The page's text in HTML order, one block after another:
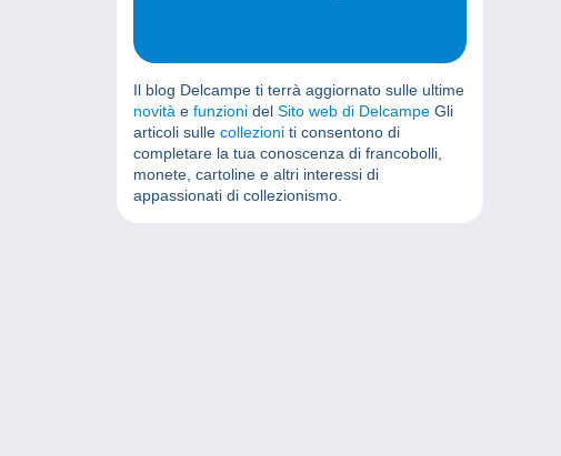
Il blog Delcampe ti terrà aggiornato sulle ultime
novità e funzioni del Sito web di Delcampe Gli
articoli sulle collezioni ti consentono di
completare la tua conoscenza di francobolli,
monete, cartoline e altri interessi di
appassionati di collezionismo.